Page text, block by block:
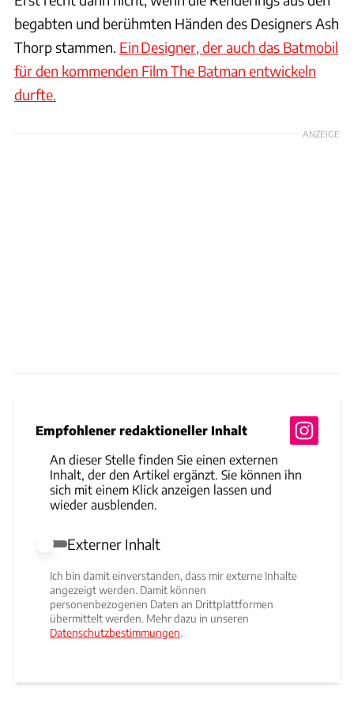
begabten und berühmten Händen des Designers Ash
Thorp stammen. Ein Designer, der auch das Batmobil
für den kommenden Film The Batman entwickeln
durfte.
ANZEIGE
Empfohlener redaktioneller Inhalt
An dieser Stelle finden Sie einen externen
Inhalt, der den Artikel ergänzt. Sie können ihn
sich mit einem Klick anzeigen lassen und
wieder ausblenden.
Externer Inhalt erlauben
Externer Inhalt
Ich bin damit einverstanden, dass mir externe Inhalte
angezeigt werden. Damit können
personenbezogenen Daten an Drittplattformen
übermittelt werden. Mehr dazu in unseren
Datenschutzbestimmungen.